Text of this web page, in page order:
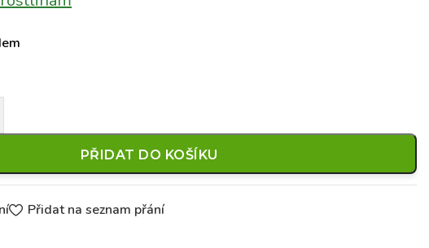
PŘIDAT DO KOŠÍKU
Přidat na seznam přání